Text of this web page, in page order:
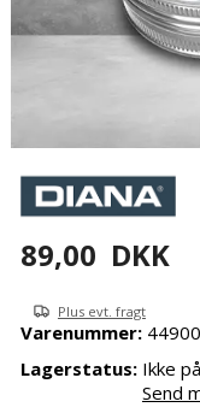
89,00 DKK
Plus evt. fragt
Varenummer:
Lagerstatus: Ikke
Send